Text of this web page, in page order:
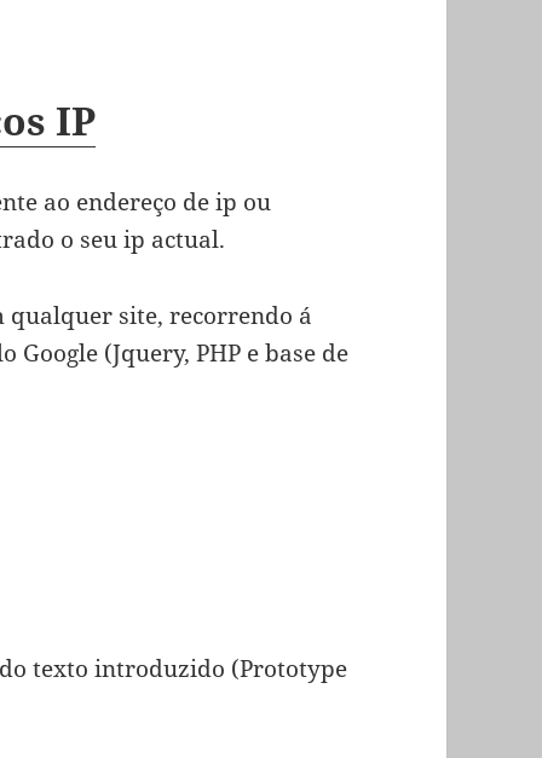
IP
ao endereço de ip ou
o seu ip actual.
site, recorrendo á
(Jquery, PHP e base de
texto introduzido (Prototype